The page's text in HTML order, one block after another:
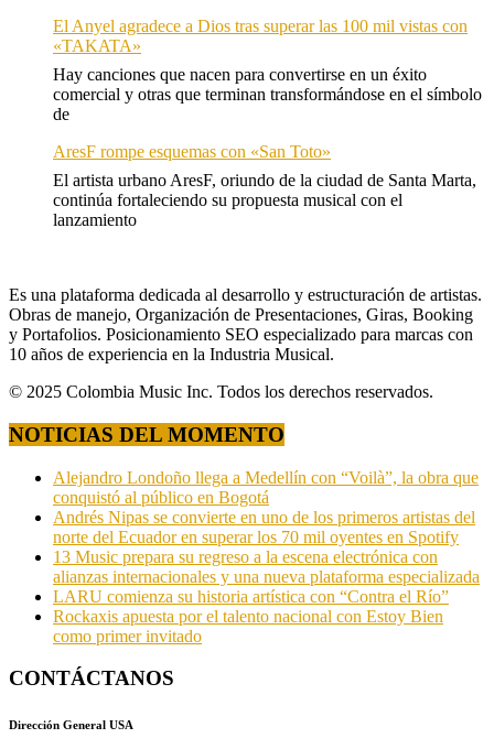
El Anyel agradece a Dios tras superar las 100 mil vistas con
«TAKATA»
Hay canciones que nacen para convertirse en un éxito
comercial y otras que terminan transformándose en el símbolo
de
AresF rompe esquemas con «San Toto»
El artista urbano AresF, oriundo de la ciudad de Santa Marta,
continúa fortaleciendo su propuesta musical con el
lanzamiento
Es una plataforma dedicada al desarrollo y estructuración de artistas.
Obras de manejo, Organización de Presentaciones, Giras, Booking
y Portafolios. Posicionamiento SEO especializado para marcas con
10 años de experiencia en la Industria Musical.
© 2025 Colombia Music Inc. Todos los derechos reservados.
NOTICIAS DEL MOMENTO
Alejandro Londoño llega a Medellín con “Voilà”, la obra que
conquistó al público en Bogotá
Andrés Nipas se convierte en uno de los primeros artistas del
norte del Ecuador en superar los 70 mil oyentes en Spotify
13 Music prepara su regreso a la escena electrónica con
alianzas internacionales y una nueva plataforma especializada
LARU comienza su historia artística con “Contra el Río”
Rockaxis apuesta por el talento nacional con Estoy Bien
como primer invitado
CONTÁCTANOS
Dirección General USA